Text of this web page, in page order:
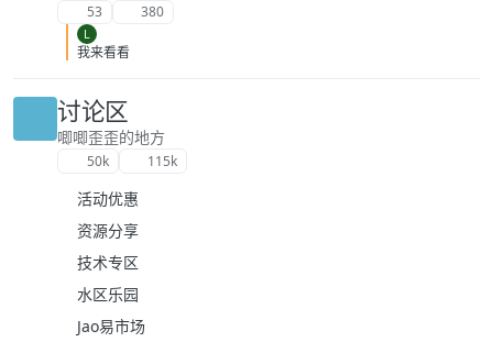
53 380
L
我来看看
讨论区
唧唧歪歪的地方
50k 115k
活动优惠
资源分享
技术专区
水区乐园
Jao易市场